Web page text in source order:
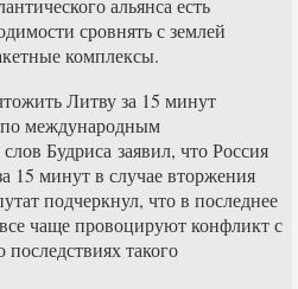
альянса есть
сровнять с землей
комплексы.
Литву за 15 минут
международным
Будриса заявил, что Россия
15 минут в случае вторжения
подчеркнул, что в последнее
чаще провоцируют конфликт с
последствиях такого